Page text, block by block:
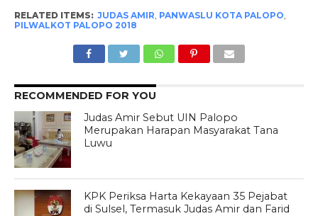
RELATED ITEMS: JUDAS AMIR PANWASLU KOTA PALOPO
PILWALKOT PALOPO 2018
RECOMMENDED FOR YOU
Judas Amir Sebut UIN Palopo
Merupakan Harapan Masyarakat Tana
Luwu
KPK Periksa Harta Kekayaan 35 Pejabat
di Sulsel, Termasuk Judas Amir dan Farid